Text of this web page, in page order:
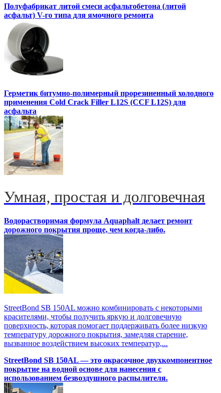
Полуфабрикат литой смеси асфальтобетона (литой
асфальт) V-го типа для ямочного ремонта
Герметик битумно-полимерный прорезиненный холодного
применения Cold Crack Filler L12S (ССF L12S) для
асфальта
Умная, простая и долговечная
Водорастворимая формула Aquaphalt делает ремонт
дорожного покрытия проще, чем когда-либо.
StreetBond SB 150AL можно комбинировать с некоторыми
красителями, чтобы получить яркую и долговечную
поверхность, которая помогает поддерживать более низкую
температуру дорожного покрытия, замедляя старение,
вызванное воздействием высоких температур,...
StreetBond SB 150AL — это окрасочное двухкомпонентное
покрытие на водной основе для нанесения с
использованием безвоздушного распылителя.